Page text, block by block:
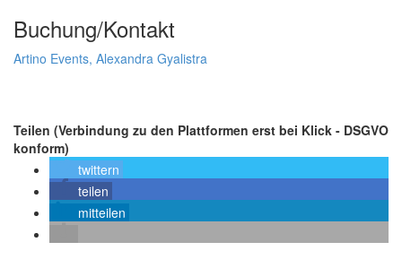
Buchung/Kontakt
Artino Events, Alexandra Gyalistra
Teilen (Verbindung zu den Plattformen erst bei Klick - DSGVO
konform)
twittern
teilen
mitteilen